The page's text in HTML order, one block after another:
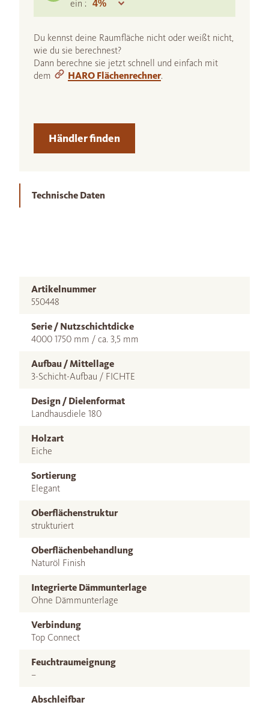
ein :
Du kennst deine Raumfläche nicht oder weißt nicht,
wie du sie berechnest?
Dann berechne sie jetzt schnell und einfach mit
dem
HARO Flächenrechner.
Händler finden
Technische Daten
Artikelnummer
550448
Serie / Nutzschichtdicke
4000 1750 mm / ca. 3,5 mm
Aufbau / Mittellage
3-Schicht-Aufbau / FICHTE
Design / Dielenformat
Landhausdiele 180
Holzart
Eiche
Sortierung
Elegant
Oberflächenstruktur
strukturiert
Oberflächenbehandlung
Naturöl Finish
Integrierte Dämmunterlage
Ohne Dämmunterlage
Verbindung
Top Connect
Feuchtraumeignung
–
Abschleifbar